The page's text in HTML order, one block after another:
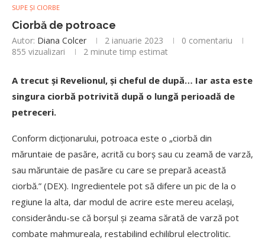
SUPE ȘI CIORBE
Ciorbă de potroace
Autor: Diana Colcer 2 ianuarie 2023
0 comentariu
855 vizualizari 2 minute timp estimat
A trecut și Revelionul, și cheful de după… Iar asta este
singura ciorbă potrivită după o lungă perioadă de
petreceri.
Conform dicționarului, potroaca este o „ciorbă din
măruntaie de pasăre, acrită cu borș sau cu zeamă de varză,
sau măruntaie de pasăre cu care se prepară această
ciorbă.” (DEX). Ingredientele pot să difere un pic de la o
regiune la alta, dar modul de acrire este mereu același,
considerându-se că borșul și zeama sărată de varză pot
combate mahmureala, restabilind echilibrul electrolitic.